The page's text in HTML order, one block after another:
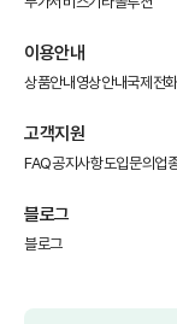
이용안내
상품안내 영상안내국제전
고객지원
FAQ공지사항도입문의 업
블로그
블로그